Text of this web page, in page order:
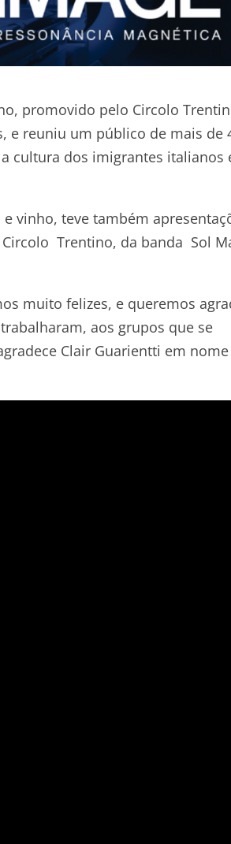
promovido pelo Circolo
e reuniu um público de mais de
cultura dos imigrantes italianos
vinho, teve também
Trentino, da banda Sol
muito felizes, e queremos
aos grupos que se
Clair Guarientti em